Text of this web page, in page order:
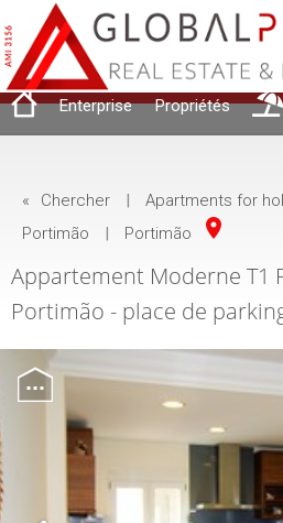
Enterprise
Propriétés
« Chercher | Apartments for
Portimão
| Portimão
Appartement Moderne T1
Portimão - place de